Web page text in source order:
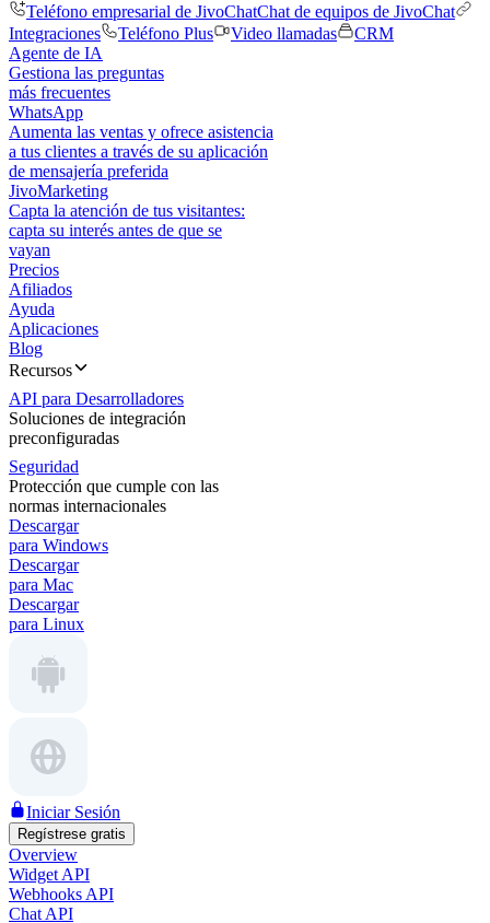
Teléfono empresarial de JivoChatChat de equipos de JivoChat
Integraciones
Teléfono Plus Video llamadas
CRM
Agente de IA
Gestiona las preguntas
más frecuentes
WhatsApp
Aumenta las ventas y ofrece asistencia
a tus clientes a través de su aplicación
de mensajería preferida
JivoMarketing
Capta la atención de tus visitantes:
capta su interés antes de que se
vayan
Precios
Afiliados
Ayuda
Aplicaciones
Blog
Recursos
API para Desarrolladores
Soluciones de integración
preconfiguradas
Seguridad
Protección que cumple con las
normas internacionales
Descargar
para Windows
Descargar
para Mac
Descargar
para Linux
Iniciar Sesión
Regístrese gratis
Overview
Widget API
Webhooks API
Chat API